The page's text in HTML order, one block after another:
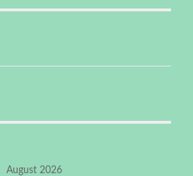
August 2026